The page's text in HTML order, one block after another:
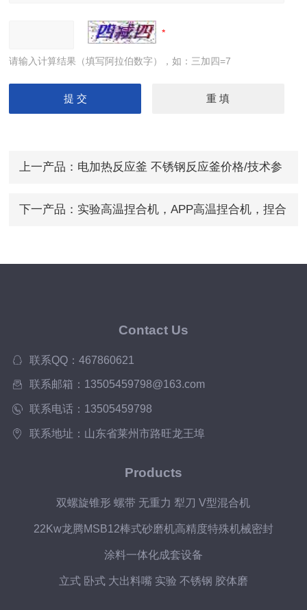
请输入计算结果（填写阿拉伯数字），如：三加四=7
上一产品： 电加热反应釜 不锈钢反应釜价格/技术参
下一产品： 实验高温捏合机，APP高温捏合机，捏合
Contact Us
联系QQ：467860621
联系邮箱：13505459798@163.com
联系电话：13505459798
联系地址：山东省莱州市路旺龙王埠
Products
双螺旋锥形 螺带 无重力 犁刀 V型混合机
22Kw龙腾MSB12棒式砂磨机高精度特殊机械密封
涂料一体化成套设备
立式 卧式 大出料嘴 实验 不锈钢 胶体磨